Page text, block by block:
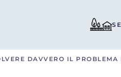
DAVVERO IL PROBLEMA